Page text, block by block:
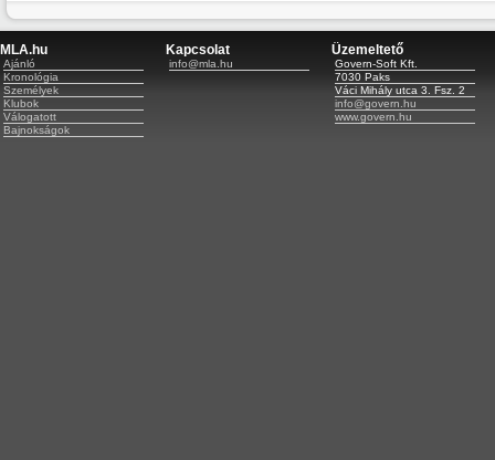
MLA.hu
Ajánló
Kronológia
Személyek
Klubok
Válogatott
Bajnokságok
Kapcsolat
info@mla.hu
Üzemeltető
Govern-Soft Kft.
7030 Paks
Váci Mihály utca 3. Fsz. 2
info@govern.hu
www.govern.hu